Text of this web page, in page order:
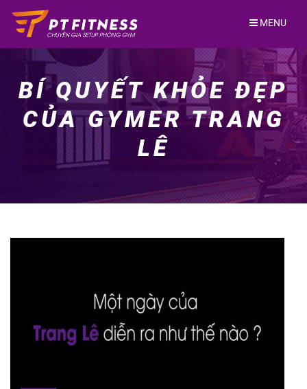
content
MENU
BÍ QUYẾT KHỎE ĐẸP
CỦA GYMER TRANG
LÊ